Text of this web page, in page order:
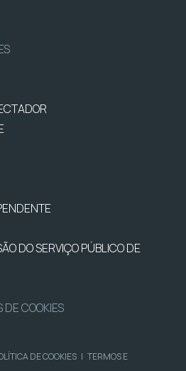
DO SERVIÇO PÚBLICO DE
DE COOKIES
DE COOKIES | TERMOS E